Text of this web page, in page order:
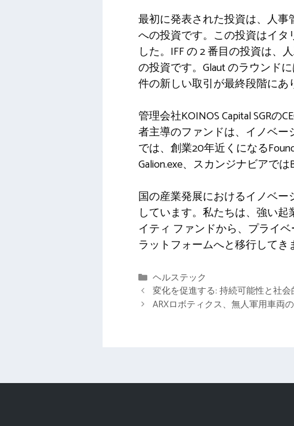
最初に発表された投資は、人事
への投資です。この投資はイタ
した。IFF の 2 番目の投資は、
の投資です。Glaut のラウンド
件の新しい取引が最終段階にあ
管理会社KOINOS Capital SGR
者主導のファンドは、イノベ
では、創業20年近くになる
Galion.exe、スカンジナビアで
国の産業発展におけるイノベー
しています。私たちは、強い
イティ ファンドから、プライ
ラットフォームへと移行してき
カ
テ
ゴ
ヘルステック
変化を促進する: 持続可能性と社
ARXロボティクス、無人軍用車両